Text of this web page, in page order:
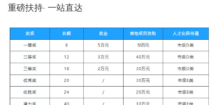
重磅扶持· 一站直达